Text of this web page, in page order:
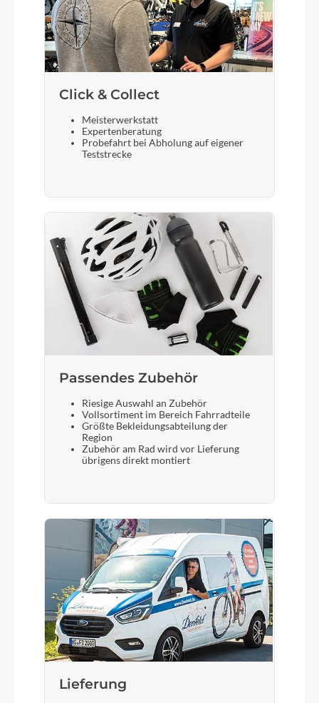
Click & Collect
Meisterwerkstatt
Expertenberatung
Probefahrt bei Abholung auf eigener
Teststrecke
Passendes Zubehör
Riesige Auswahl an Zubehör
Vollsortiment im Bereich Fahrradteile
Größte Bekleidungsabteilung der
Region
Zubehör am Rad wird vor Lieferung
übrigens direkt montiert
Lieferung